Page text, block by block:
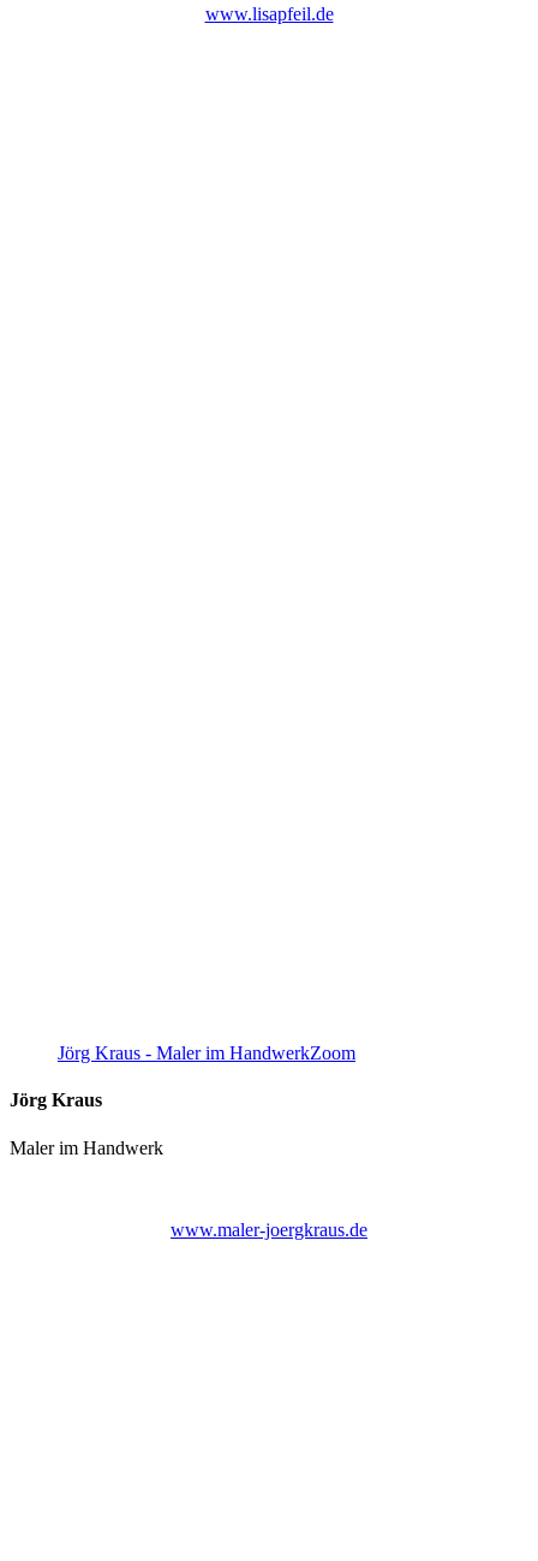
www.lisapfeil.de
Jörg Kraus - Maler im HandwerkZoom
Jörg Kraus
Maler im Handwerk
www.maler-joergkraus.de